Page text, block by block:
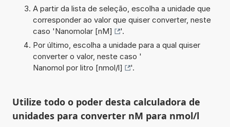
A partir da lista de seleção, escolha a unidade que
corresponder ao valor que quiser converter, neste
caso 'Nanomolar [nM]
'.
Por último, escolha a unidade para a qual quiser
converter o valor, neste caso '
Nanomol por litro [nmol/l]
'.
Utilize todo o poder desta calculadora de
unidades para converter nM para nmol/l